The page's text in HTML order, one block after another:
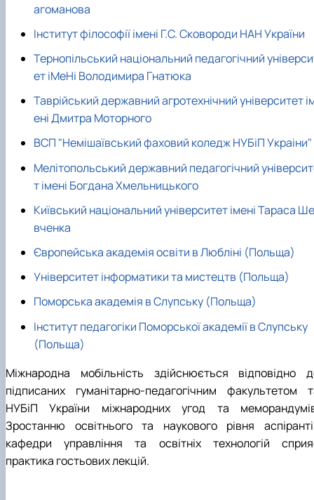
агоманова
Інститут філософії імені Г.С. Сковороди НАН України
Тернопiльський нацiональний педагогiчний
ет iMeHi Володимира Гнатюка
Таврійський державний агротехнічний університет
ені Дмитра Моторного
ВСП "Немiшаївський фаховий коледж НУБiП Украiни"
Мелiтопольський державний педагогiчний
т iменi Богдана Хмельницького
Київський національний унiверситет iменi Тараса Ше
вченка
Європейська академія освіти в Любліні (Польща)
Університет інформатики та мистецтв (Польща)
Поморська академія в Слупську (Польща)
Інститут педагогіки Поморської академії в Слупську
(Польща)
Міжнародна мобільність здійснюється відповідно
підписаних гуманітарно-педагогічним факультетом
НУБіП України міжнародних угод та
Зростанню освітнього та наукового рівня
кафедри управління та освітніх технологій
практика гостьових лекцій.